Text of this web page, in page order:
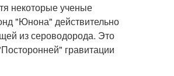
некоторые ученые
"Юнона" действительно
из сероводорода. Это
гравитации